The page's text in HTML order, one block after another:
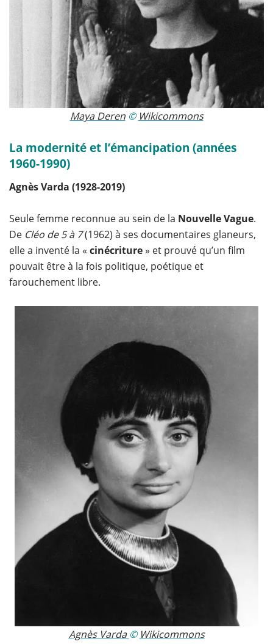
Maya Deren© Wikicommons
La modernité et l’émancipation (années
1960-1990)
Agnès Varda (1928-2019)
Seule femme reconnue au sein de la Nouvelle Vague.
De Cléo de 5 à 7(1962) à ses documentaires glaneurs,
elle a inventé la « cinécriture» et prouvé qu’un film
pouvait être à la fois politique, poétique et
farouchement libre.
Agnès Varda © Wikicommons